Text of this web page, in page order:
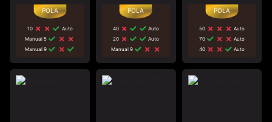
10
Auto
Manual 5
Manual 9
40
Auto
20
Auto
Manual 9
50
Auto
70
Auto
40
Auto